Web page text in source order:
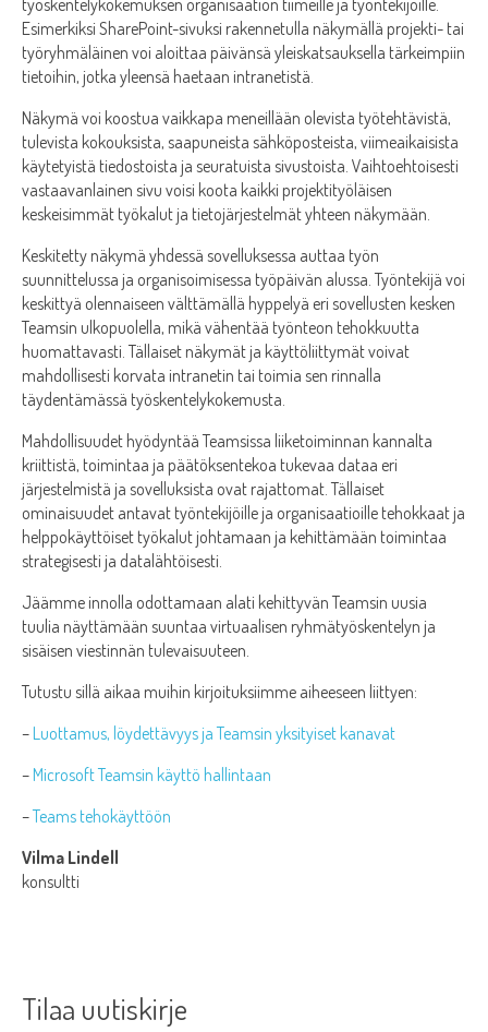
työskentelykokemuksen organisaation tiimeille ja työntekijöille.
Esimerkiksi SharePoint-sivuksi rakennetulla näkymällä projekti- tai
työryhmäläinen voi aloittaa päivänsä yleiskatsauksella tärkeimpiin
tietoihin, jotka yleensä haetaan intranetistä.
Näkymä voi koostua vaikkapa meneillään olevista työtehtävistä,
tulevista kokouksista, saapuneista sähköposteista, viimeaikaisista
käytetyistä tiedostoista ja seuratuista sivustoista. Vaihtoehtoisesti
vastaavanlainen sivu voisi koota kaikki projektityöläisen
keskeisimmät työkalut ja tietojärjestelmät yhteen näkymään.
Keskitetty näkymä yhdessä sovelluksessa auttaa työn
suunnittelussa ja organisoimisessa työpäivän alussa. Työntekijä voi
keskittyä olennaiseen välttämällä hyppelyä eri sovellusten kesken
Teamsin ulkopuolella, mikä vähentää työnteon tehokkuutta
huomattavasti. Tällaiset näkymät ja käyttöliittymät voivat
mahdollisesti korvata intranetin tai toimia sen rinnalla
täydentämässä työskentelykokemusta.
Mahdollisuudet hyödyntää Teamsissa liiketoiminnan kannalta
kriittistä, toimintaa ja päätöksentekoa tukevaa dataa eri
järjestelmistä ja sovelluksista ovat rajattomat. Tällaiset
ominaisuudet antavat työntekijöille ja organisaatioille tehokkaat ja
helppokäyttöiset työkalut johtamaan ja kehittämään toimintaa
strategisesti ja datalähtöisesti.
Jäämme innolla odottamaan alati kehittyvän Teamsin uusia
tuulia näyttämään suuntaa virtuaalisen ryhmätyöskentelyn ja
sisäisen viestinnän tulevaisuuteen.
Tutustu sillä aikaa muihin kirjoituksiimme aiheeseen liittyen:
– Luottamus, löydettävyys ja Teamsin yksityiset kanavat
– Microsoft Teamsin käyttö hallintaan
–Teams tehokäyttöön
Vilma Lindell
konsultti
Tilaa uutiskirje